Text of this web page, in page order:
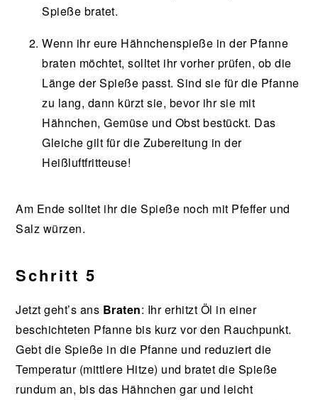
Spieße bratet.
Wenn ihr eure Hähnchenspieße in der Pfanne
braten möchtet, solltet ihr vorher prüfen, ob die
Länge der Spieße passt. Sind sie für die Pfanne
zu lang, dann kürzt sie, bevor ihr sie mit
Hähnchen, Gemüse und Obst bestückt. Das
Gleiche gilt für die Zubereitung in der
Heißluftfritteuse!
Am Ende solltet ihr die Spieße noch mit Pfeffer und
Salz würzen.
Schritt 5
Jetzt geht’s ans Braten: Ihr erhitzt Öl in einer
beschichteten Pfanne bis kurz vor den Rauchpunkt.
Gebt die Spieße in die Pfanne und reduziert die
Temperatur (mittlere Hitze) und bratet die Spieße
rundum an, bis das Hähnchen gar und leicht